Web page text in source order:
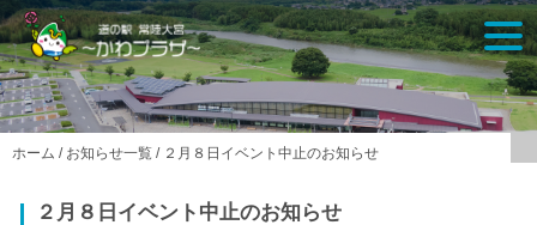
Skip
to
content
ホーム / お知らせ一覧 / ２月８日イベント中止のお知らせ
２月８日イベント中止のお知らせ